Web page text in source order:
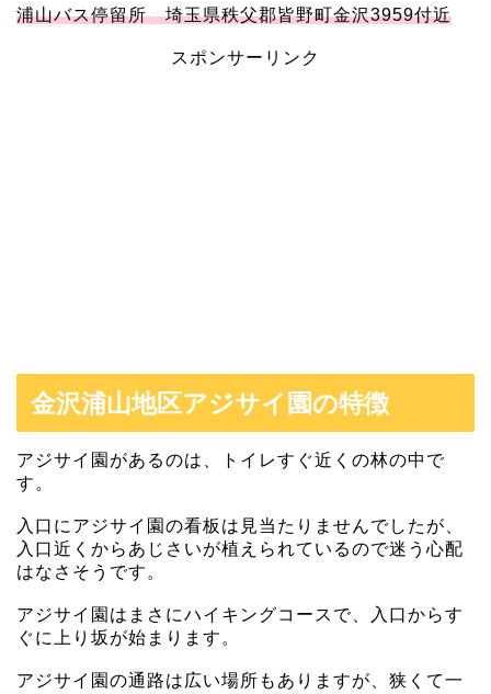
浦山バス停留所 埼玉県秩父郡皆野町金沢3959付近
スポンサーリンク
金沢浦山地区アジサイ園の特徴
アジサイ園があるのは、トイレすぐ近くの林の中で
す。
入口にアジサイ園の看板は見当たりませんでしたが、
入口近くからあじさいが植えられているので迷う心配
はなさそうです。
アジサイ園はまさにハイキングコースで、入口からす
ぐに上り坂が始まります。
アジサイ園の通路は広い場所もありますが、狭くて一